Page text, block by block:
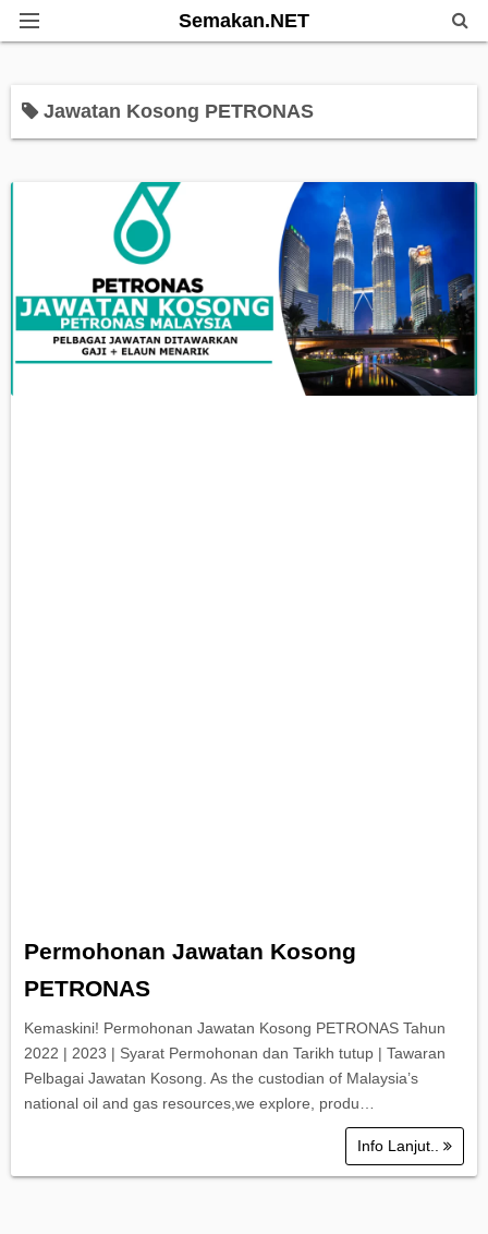
Semakan.NET
Bantuan Kerajaan
Jawatan Kosong PETRONAS
Permohonan Jawatan Kosong
PETRONAS
Kemaskini! Permohonan Jawatan Kosong PETRONAS Tahun
2022 | 2023 | Syarat Permohonan dan Tarikh tutup | Tawaran
Pelbagai Jawatan Kosong. As the custodian of Malaysia’s
national oil and gas resources,we explore, produ…
Info Lanjut..